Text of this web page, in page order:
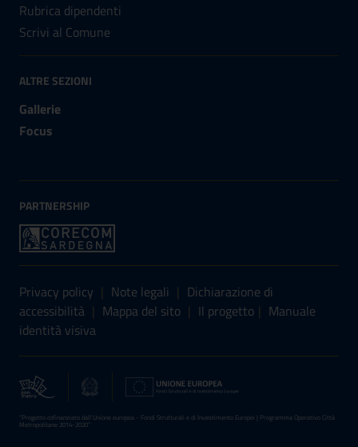
Rubrica dipendenti
Scrivi al Comune
ALTRE SEZIONI
Gallerie
Focus
PARTNERSHIP
Sezione Link Utili
Privacy policy | Note legali | Dichiarazione di
accessibilità | Mappa del sito | Il progetto | Manuale
identità visiva
“Progetto cofinanziato dall’Unione europea - Fondi Strutturali e di Investimento Europei | Programma Operativo Città
Metropolitane 2014-2020”